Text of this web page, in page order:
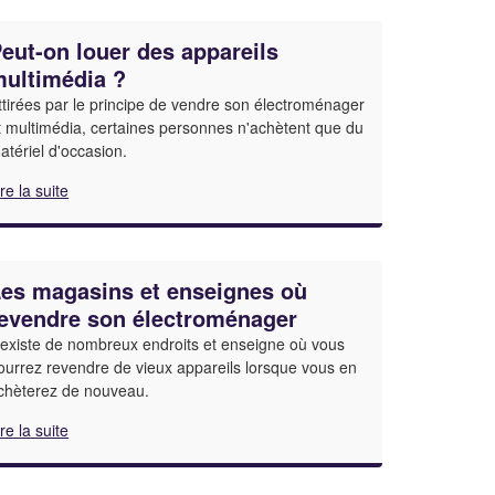
on louer des appareils
?
par le principe de vendre son électroménager
multimédia, certaines personnes n'achètent que du
d'occasion.
la suite
magasins et enseignes où
son électroménager
de nombreux endroits et enseigne où vous
revendre de vieux appareils lorsque vous en
de nouveau.
la suite